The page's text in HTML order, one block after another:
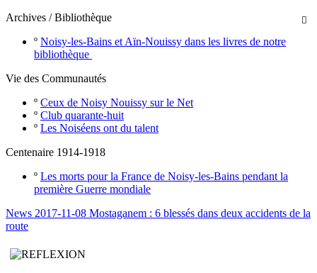

Archives / Bibliothèque
º Noisy-les-Bains et Aïn-Nouissy dans les livres de notre
bibliothèque
Vie des Communautés
º Ceux de Noisy Nouissy sur le Net
º Club quarante-huit
º Les Noiséens ont du talent
Centenaire 1914-1918
º Les morts pour la France de Noisy-les-Bains pendant la
première Guerre mondiale
News 2017-11-08 Mostaganem : 6 blessés dans deux accidents de la
route